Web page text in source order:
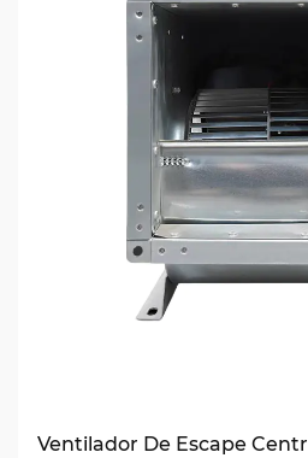
Ventilador De Escape